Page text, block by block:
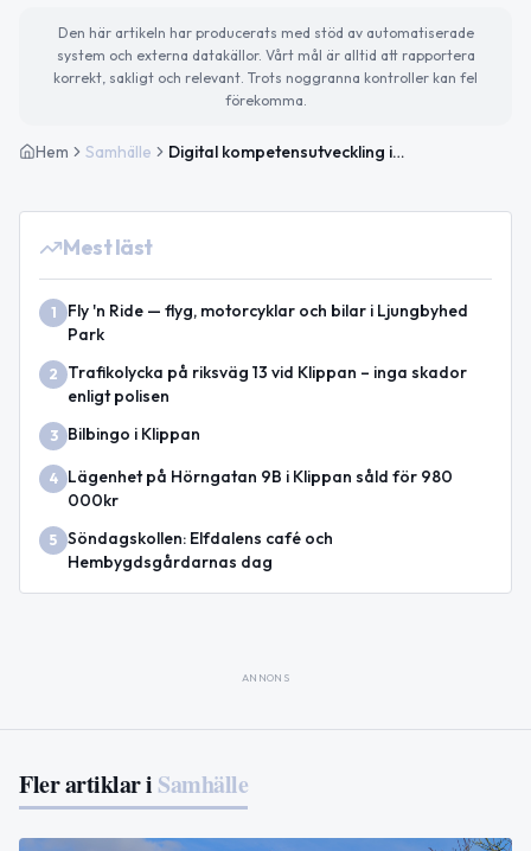
Den här artikeln har producerats med stöd av automatiserade
system och externa datakällor. Vårt mål är alltid att rapportera
korrekt, sakligt och relevant. Trots noggranna kontroller kan fel
förekomma.
Hem Samhälle Digital kompetensutveckling i Klippans kommun startar 2026
Mest läst
1
Fly 'n Ride — flyg, motorcyklar och bilar i Ljungbyhed
Park
2
Trafikolycka på riksväg 13 vid Klippan – inga skador
enligt polisen
3 Bilbingo i Klippan
4
Lägenhet på Hörngatan 9B i Klippan såld för 980
000kr
5 Söndagskollen: Elfdalens café och
Hembygdsgårdarnas dag
ANNONS
Fler artiklar i Samhälle